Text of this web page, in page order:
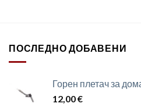
ПОСЛЕДНО ДОБАВЕНИ
Горен плетач за
12,00€